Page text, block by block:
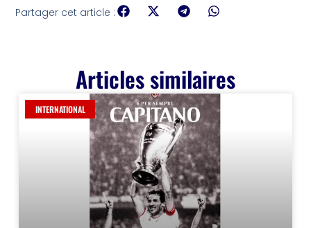
Partager cet article :
Articles similaires
INTERNATIONAL